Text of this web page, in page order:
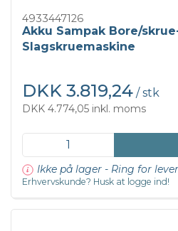
4933447126
Akku Sampak Bore/
Slagskruemaskine
DKK 3.819,24 / stk
DKK 4.774,05 inkl. moms
Ikke på lager - Ring for
Erhvervskunde? Husk at logge ind!